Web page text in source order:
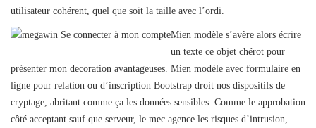
utilisateur cohérent, quel que soit la taille avec l’ordi.
Mien modèle s’avère alors écrire
un texte ce objet chérot pour
présenter mon decoration avantageuses. Mien modèle avec formulaire en
ligne pour relation ou d’inscription Bootstrap droit nos dispositifs de
cryptage, abritant comme ça les données sensibles. Comme le approbation
côté acceptant sauf que serveur, le mec agence les risques d’intrusion,